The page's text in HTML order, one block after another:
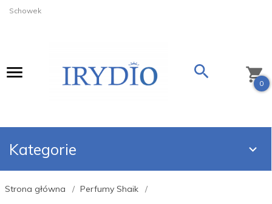
Schowek
0
Kategorie
Strona główna Perfumy Shaik